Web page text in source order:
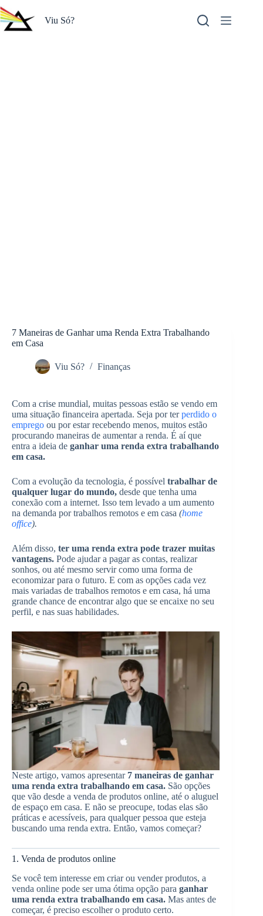
Pular
para
o
Viu Só?
7 Maneiras de Ganhar uma Renda Extra Trabalhando
em Casa
Viu Só? Finanças
Com a crise mundial, muitas pessoas estão se vendo em
uma situação financeira apertada. Seja por terperdido o
emprego ou por estar recebendo menos, muitos estão
procurando maneiras de aumentar a renda. É aí que
entra a ideia de ganhar uma renda extra trabalhando
em casa.
Com a evolução da tecnologia, é possível trabalhar de
qualquer lugar do mundo, desde que tenha uma
conexão com a internet. Isso tem levado a um aumento
na demanda por trabalhos remotos e em casa (home
office).
Além disso, ter uma renda extra pode trazer muitas
vantagens. Pode ajudar a pagar as contas, realizar
sonhos, ou até mesmo servir como uma forma de
economizar para o futuro. E com as opções cada vez
mais variadas de trabalhos remotos e em casa, há uma
grande chance de encontrar algo que se encaixe no seu
perfil, e nas suas habilidades.
Neste artigo, vamos apresentar7 maneiras de ganhar
uma renda extra trabalhando em casa. São opções
que vão desde a venda de produtos online, até o aluguel
de espaço em casa. E não se preocupe, todas elas são
práticas e acessíveis, para qualquer pessoa que esteja
buscando uma renda extra. Então, vamos começar?
1. Venda de produtos online
Se você tem interesse em criar ou vender produtos, a
venda online pode ser uma ótima opção para ganhar
uma renda extra trabalhando em casa. Mas antes de
começar, é preciso escolher o produto certo.